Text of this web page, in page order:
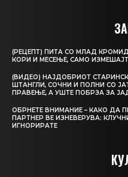
(РЕЦЕПТ) ПИТА СО МЛАД
КОРИ И МЕСЕЊЕ, САМО
(ВИДЕО) НАЈДОБРИОТ
ШТАНГЛИ, СОЧНИ И ПОЛНИ СО
ПРАВЕЊЕ, А УШТЕ ПОБРЗА ЗА
ОБРНЕТЕ ВНИМАНИЕ – КАКО ДА
ПАРТНЕР ВЕ ИЗНЕВЕРУВА:
ИГНОРИРАТЕ